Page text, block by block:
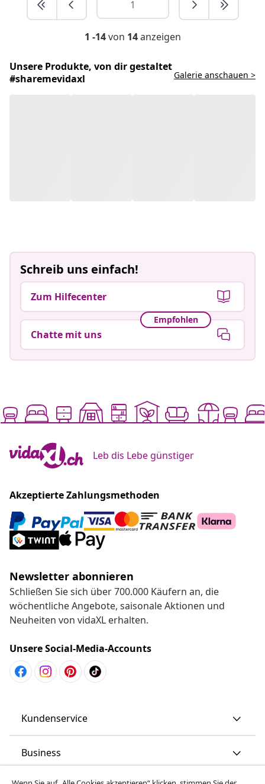
1 -14von 14anzeigen
Unsere Produkte, von dir gestaltet
#sharemevidaxl
Galerie anschauen >
Schreib uns einfach!
Zum Hilfecenter
Empfohlen
Chatte mit uns
Leb dis Lebe günstiger
Akzeptierte Zahlungsmethoden
Newsletter abonnieren
Schließen Sie sich über 700.000 Käufern an, die
wöchentliche Angebote, saisonale Aktionen und
Neuheiten von vidaXL erhalten.
Unsere Social-Media-Accounts
Kundenservice
Business